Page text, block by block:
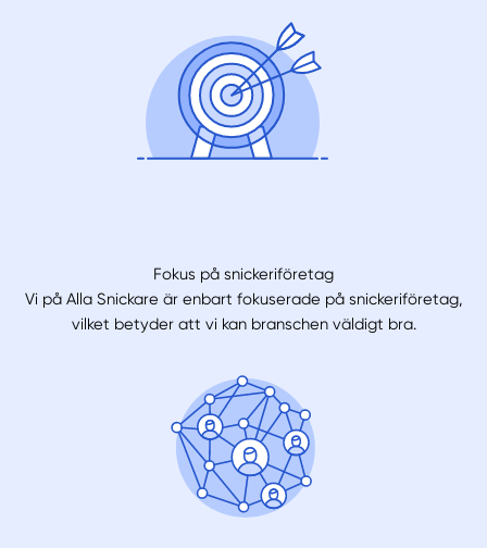
Fokus på snickeriföretag
Vi på Alla Snickare är enbart fokuserade på snickeriföretag,
vilket betyder att vi kan branschen väldigt bra.